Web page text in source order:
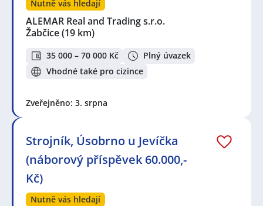
Nutně vás hledají
ALEMAR Real and Trading s.r.o.
Žabčice(19 km)
35 000 – 70 000 Kč
Plný úvazek
Vhodné také pro cizince
Zveřejněno: 3. srpna
Strojník, Úsobrno u Jevíčka
(náborový příspěvek 60.000,-
Kč)
Nutně vás hledají